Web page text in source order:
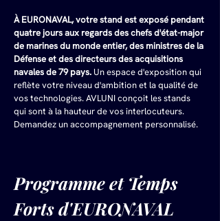
À EURONAVAL, votre stand est exposé pendant
quatre jours aux regards des chefs d'état-major
de marines du monde entier, des ministres de la
Défense et des directeurs des acquisitions
navales de 79 pays. Un espace d'exposition qui
reflète votre niveau d'ambition et la qualité de
vos technologies. AVLUNI conçoit les stands
qui sont à la hauteur de vos interlocuteurs.
Demandez un accompagnement personnalisé.
Programme et Temps
Forts d'EURONAVAL